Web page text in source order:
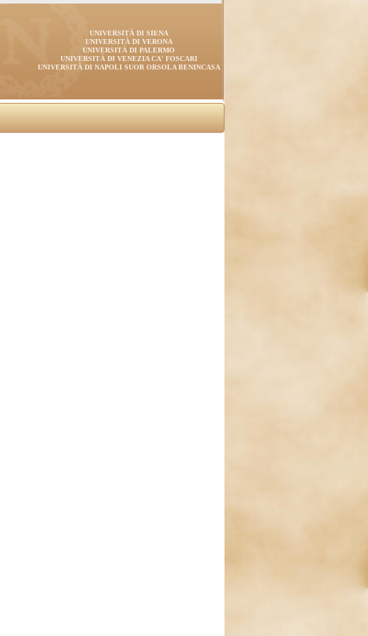
UNIVERSITÀ DI SIENA
UNIVERSITÀ DI VERONA
UNIVERSITÀ DI PALERMO
UNIVERSITÀ DI VENEZIA CA' FOSCARI
UNIVERSITÀ DI NAPOLI SUOR ORSOLA BENINCASA